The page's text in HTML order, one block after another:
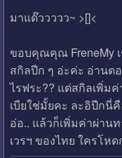
มาแด๊ววววว~ >[]<
ขอบคุณคุณ FreneMy เ
สกิลปีก ๆ อ่ะค่ะ อ่านต
ไรฟระ?? แต่สกิลเพิ่ม
เบียใช่มั้ยคะ ละอิปีกนี่คื
อ่อ.. แล้วก็เพิ่มค่าผ่าน
เวรฯ ของไทย ใครโห